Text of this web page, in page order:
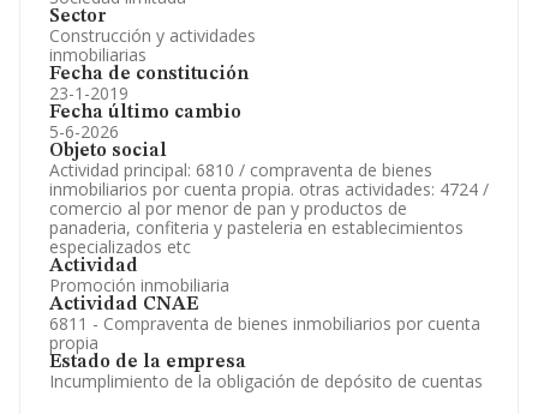
Sector
Construcción y actividades
inmobiliarias
Fecha de constitución
23-1-2019
Fecha último cambio
5-6-2026
Objeto social
Actividad principal: 6810 / compraventa de bienes
inmobiliarios por cuenta propia. otras actividades: 4724 /
comercio al por menor de pan y productos de
panaderia, confiteria y pasteleria en establecimientos
especializados etc
Actividad
Promoción inmobiliaria
Actividad CNAE
6811 - Compraventa de bienes inmobiliarios por cuenta
propia
Estado de la empresa
Incumplimiento de la obligación de depósito de cuentas